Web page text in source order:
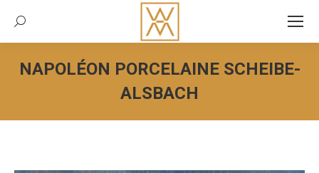
Recherche:
NAPOLÉON PORCELAINE SCHEIBE-
ALSBACH
Vous êtes ici :